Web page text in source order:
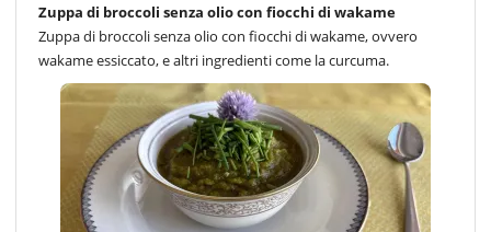
Zuppa di broccoli senza olio con fiocchi di wakame
Zuppa di broccoli senza olio con fiocchi di wakame, ovvero
wakame essiccato, e altri ingredienti come la curcuma.